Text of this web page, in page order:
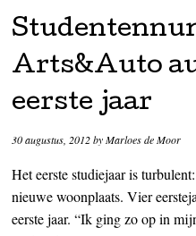
Arts&Auto
eerste jaar
30 augustus, 2012byMarloes de Moor
Het eerste studiejaar is
nieuwe woonplaats. Vier
eerste jaar. “Ik ging zo op in